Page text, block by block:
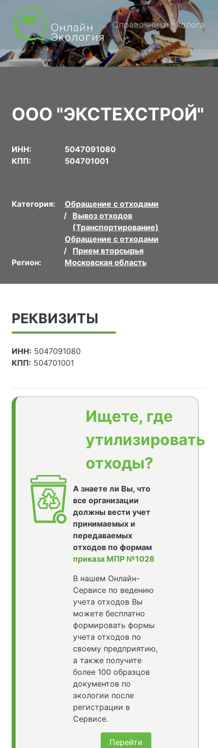
Справочники эколога
ООО "ЭКСТЕХСТРОЙ"
ИНН:
5047091080
КПП:
504701001
Категория:
Обращение с отходами
Вывоз отходов
(Транспортирование)
Обращение с отходами
Прием вторсырья
Регион:
Московская область
РЕКВИЗИТЫ
ИНН: 5047091080
КПП: 504701001
Ищете, где
утилизировать
отходы?
А знаете ли Вы, что
все организации
должны вести учет
принимаемых и
передаваемых
отходов по формам
приказа МПР №1028
В нашем Онлайн-
Сервисе по ведению
учета отходов Вы
можете бесплатно
формировать формы
учета отходов по
своему предприятию,
а также получите
более 100 образцов
документов по
экологии после
регистрации в
Сервисе.
Перейти